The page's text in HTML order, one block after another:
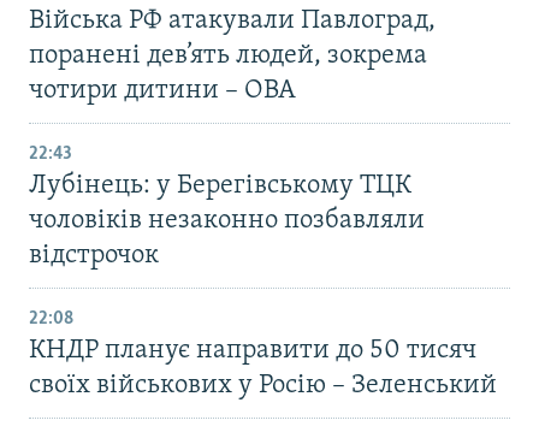
Війська РФ атакували Павлоград,
поранені дев’ять людей, зокрема
чотири дитини – ОВА
22:43
Лубінець: у Берегівському ТЦК
чоловіків незаконно позбавляли
відстрочок
22:08
КНДР планує направити до 50 тисяч
своїх військових у Росію – Зеленський